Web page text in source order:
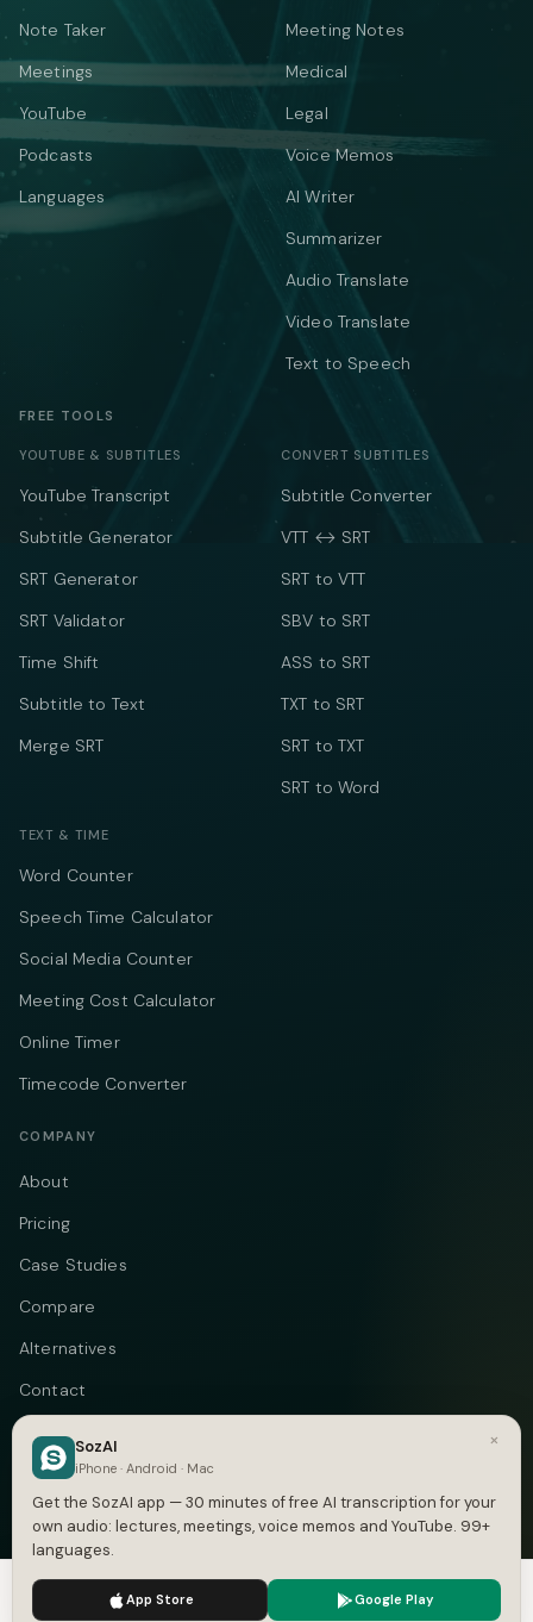
Note Taker
Meetings
YouTube
Podcasts
Languages
Meeting Notes
Medical
Legal
Voice Memos
AI Writer
Summarizer
Audio Translate
Video Translate
Text to Speech
FREE TOOLS
YOUTUBE & SUBTITLES
YouTube Transcript
Subtitle Generator
SRT Generator
SRT Validator
Time Shift
Subtitle to Text
Merge SRT
CONVERT SUBTITLES
Subtitle Converter
VTT ↔ SRT
SRT to VTT
SBV to SRT
ASS to SRT
TXT to SRT
SRT to TXT
SRT to Word
TEXT & TIME
Word Counter
Speech Time Calculator
Social Media Counter
Meeting Cost Calculator
Online Timer
Timecode Converter
COMPANY
About
Pricing
Case Studies
Compare
Alternatives
Contact
Blog
Privacy
Terms
DMCA
We use cookies to enhance your experience.
×
SozAI
iPhone · Android · Mac
Get the SozAI app — 30 minutes of free AI transcription for your
own audio: lectures, meetings, voice memos and YouTube. 99+
languages.
App Store Google Play